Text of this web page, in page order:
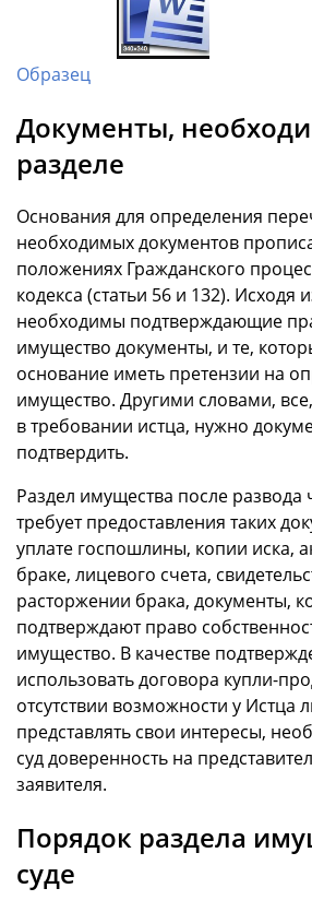
Образец
Документы,
разделе
Основания для определения
необходимых документов
положениях Гражданского
кодекса (статьи 56 и 132). Исходя
необходимы подтверждающие
имущество документы, и те,
основание иметь претензии на
имущество. Другими словами,
в требовании истца, нужно
подтвердить.
Раздел имущества после развода
требует предоставления таких
уплате госпошлины, копии иска,
браке, лицевого счета,
расторжении брака, документы,
подтверждают право
имущество. В качестве
использовать договора купли-
отсутствии возможности у Истца
представлять свои интересы,
суд доверенность на
заявителя.
Порядок раздела
суде